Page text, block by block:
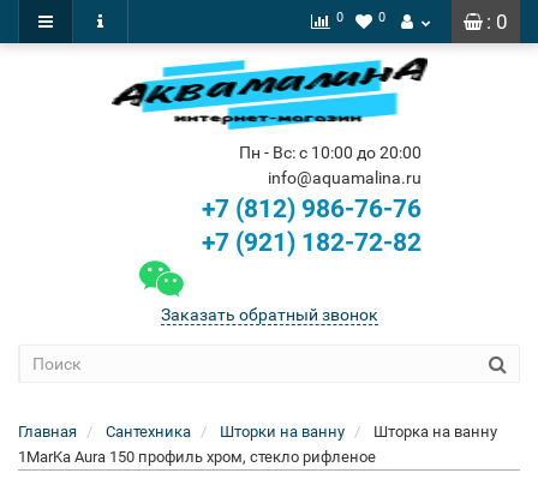
: 0
0 0
Пн - Вс: с 10:00 до 20:00
info@aquamalina.ru
+7 (812) 986-76-76
+7 (921) 182-72-82
Заказать обратный звонок
Главная Сантехника Шторки на ванну
Шторка на ванну
1MarKa Aura 150 профиль хром, стекло рифленое